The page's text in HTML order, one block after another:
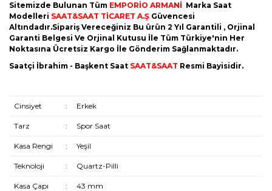
Sitemizde Bulunan Tüm EMPORİO ARMANİ Marka Saat
Modelleri SAAT&SAAT TİCARET A.Ş Güvencesi
Altındadır.Sipariş Vereceğiniz Bu ürün 2 Yıl Garantili , Orjinal
Garanti Belgesi Ve Orjinal Kutusu İle Tüm Türkiye'nin Her
Noktasına Ücretsiz Kargo İle Gönderim Sağlanmaktadır.
Saatçi İbrahim - Başkent Saat SAAT&SAAT Resmi Bayisidir.
Cinsiyet : Erkek
Tarz : Spor Saat
Kasa Rengi : Yeşil
Teknoloji : Quartz-Pilli
Kasa Çapı : 43 mm